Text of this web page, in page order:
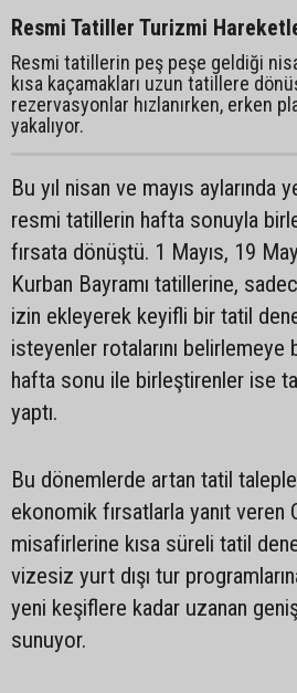
Resmi Tatiller Turizmi
Resmi tatillerin peş peşe geldiği
kısa kaçamakları uzun tatillere
rezervasyonlar hızlanırken, erken
yakalıyor.
Bu yıl nisan ve mayıs aylarında
resmi tatillerin hafta sonuyla
fırsata dönüştü. 1 Mayıs, 19
Kurban Bayramı tatillerine,
izin ekleyerek keyifli bir tatil
isteyenler rotalarını belirlemeye
hafta sonu ile birleştirenler ise
yaptı.
Bu dönemlerde artan tatil
ekonomik fırsatlarla yanıt veren
misafirlerine kısa süreli tatil
vizesiz yurt dışı tur
yeni keşiflere kadar uzanan
sunuyor.